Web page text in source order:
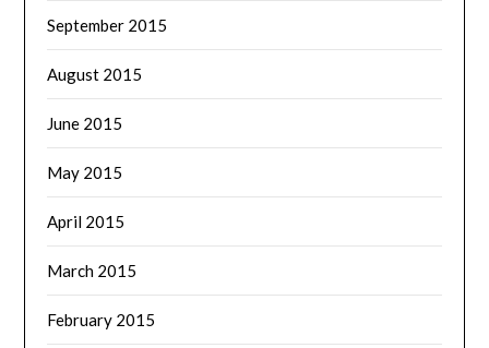
September 2015
August 2015
June 2015
May 2015
April 2015
March 2015
February 2015